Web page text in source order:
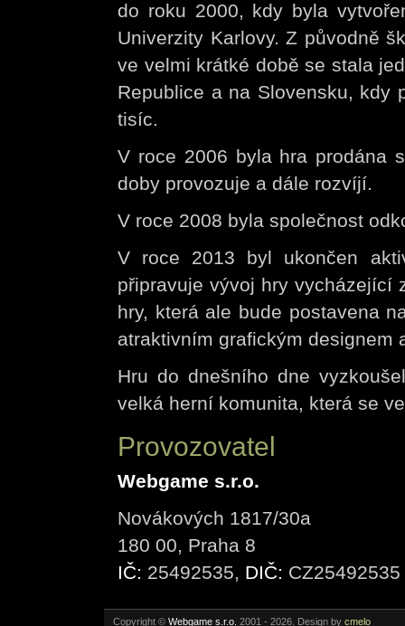
do roku 2000, kdy byla
Univerzity Karlovy. Z původně
ve velmi krátké době se stala
Republice a na Slovensku, kdy
tisíc.
V roce 2006 byla hra prodána
doby provozuje a dále rozvíjí.
V roce 2008 byla společnost
V roce 2013 byl ukončen
připravuje vývoj hry vycházející
hry, která ale bude postavena
atraktivním grafickým designem
Hru do dnešního dne
velká herní komunita, která se
Provozovatel
Webgame s.r.o.
Novákových 1817/30a
180 00, Praha 8
IČ: 25492535, DIČ: CZ25492535
Copyright © Webgame s.r.o. 2001 - 2026. Design by cmelo